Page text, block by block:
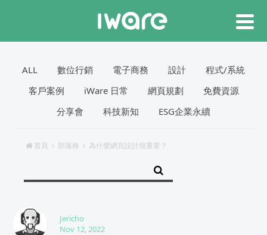
ALL 數位行銷 電子商務 設計
程式/系統
客戶案例
iWare 日常 網頁規劃
免費資源
分享會
科技新知 ESG企業永續
首頁 部落格 為什麼網頁設計很重要？
Jericho
Nov 12, 2022